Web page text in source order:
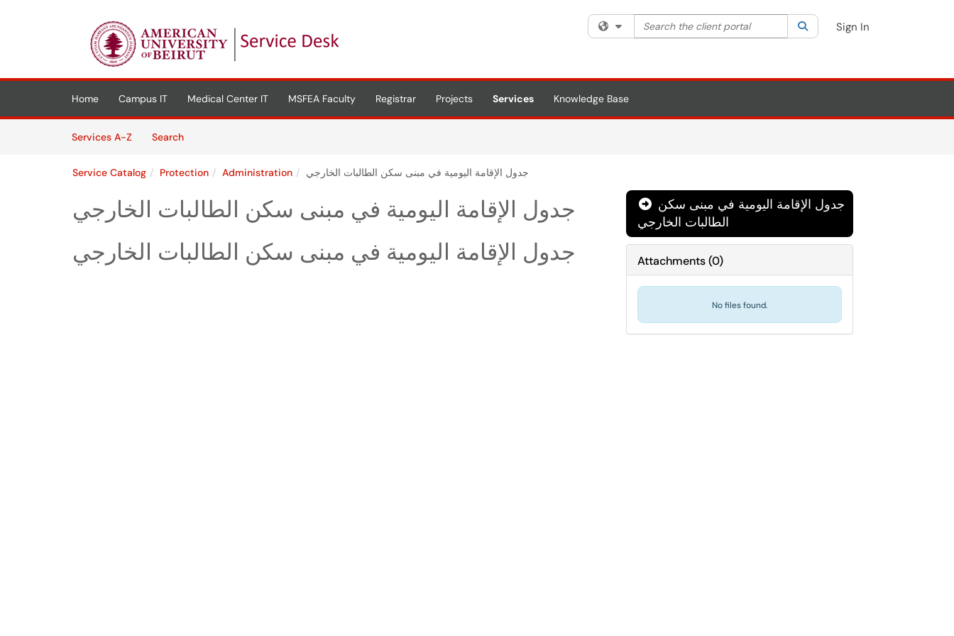
(opens in a new tab)
Filter your search by category. Current category:All
Search the client portal SearchSign In
Home Campus IT Medical Center IT MSFEA Faculty Registrar Projects Services Knowledge Base
Services A-Z
SearchServices
Service Catalog Protection Administration جدول الإقامة اليومية في مبنى سكن الطالبات الخارجي
جدول الإقامة اليومية في مبنى سكن الطالبات الخارجي
جدول الإقامة اليومية في مبنى سكن الطالبات الخارجي
الطالبات الخارجي
Attachments(0)
No files found.